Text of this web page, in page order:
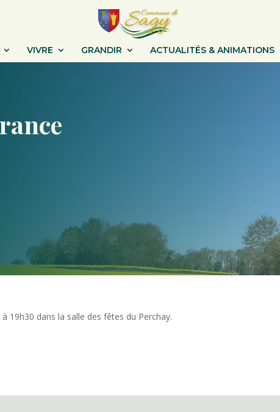
VIVRE GRANDIR ACTUALITÉS & ANIMATIONS
19h30 dans la salle des fêtes du Perchay.